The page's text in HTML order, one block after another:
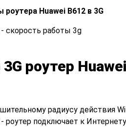
Huawei B612 в 3G
роутер
радиусу действия
подключает к